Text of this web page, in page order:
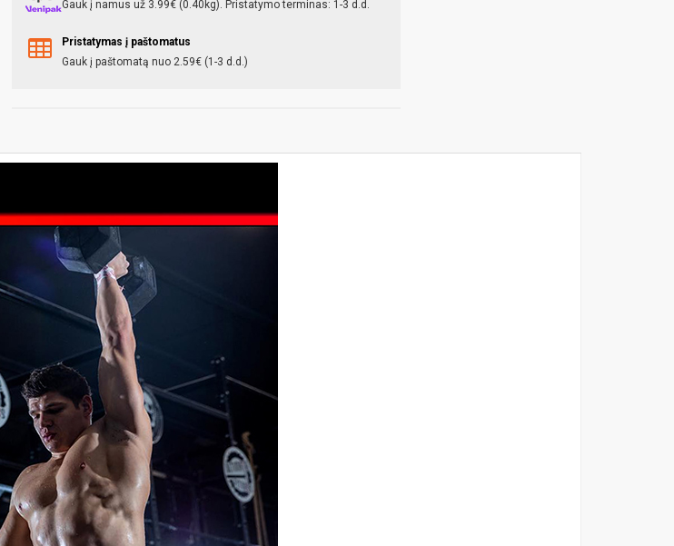
Gauk į namus už 3.99€ (0.40kg). Pristatymo terminas: 1-3 d.d.
Pristatymas į paštomatus
Gauk į paštomatą nuo 2.59€ (1-3 d.d.)